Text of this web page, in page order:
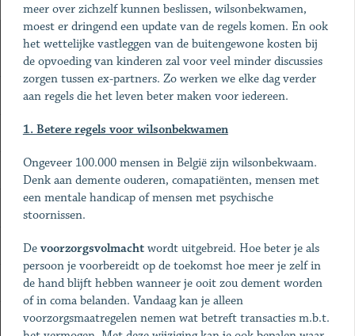
meer over zichzelf kunnen beslissen, wilsonbekwamen,
moest er dringend een update van de regels komen. En ook
het wettelijke vastleggen van de buitengewone kosten bij
de opvoeding van kinderen zal voor veel minder discussies
zorgen tussen ex-partners. Zo werken we elke dag verder
aan regels die het leven beter maken voor iedereen.
1. Betere regels voor wilsonbekwamen
Ongeveer 100.000 mensen in België zijn wilsonbekwaam.
Denk aan demente ouderen, comapatiënten, mensen met
een mentale handicap of mensen met psychische
stoornissen.
Devoorzorgsvolmachtwordt uitgebreid. Hoe beter je als
persoon je voorbereidt op de toekomst hoe meer je zelf in
de hand blijft hebben wanneer je ooit zou dement worden
of in coma belanden. Vandaag kan je alleen
voorzorgsmaatregelen nemen wat betreft transacties m.b.t.